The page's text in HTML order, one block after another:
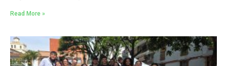
Read More »